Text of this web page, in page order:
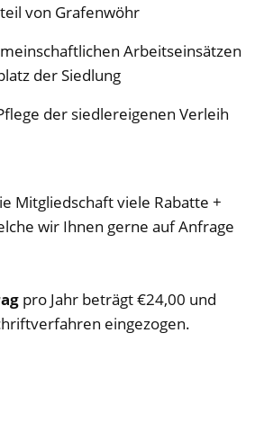
von Grafenwöhr
Arbeitseinsätzen
der Siedlung
der siedlereigenen Verleih
Mitgliedschaft viele Rabatte +
wir Ihnen gerne auf Anfrage
pro Jahr beträgt €24,00 und
eingezogen.